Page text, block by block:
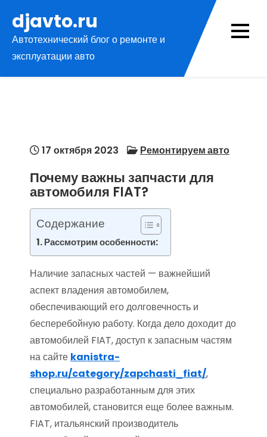
содержимому
djavto.ru
Автотехнический блог о ремонте и
эксплуатации авто
17 октября 2023 Ремонтируем авто
Почему важны запчасти для
автомобиля FIAT?
Содержание
Рассмотрим особенности:
Наличие запасных частей — важнейший
аспект владения автомобилем,
обеспечивающий его долговечность и
бесперебойную работу. Когда дело доходит до
автомобилей FIAT, доступ к запасным частям
на сайте kanistra-
shop.ru/category/zapchasti_fiat/,
специально разработанным для этих
автомобилей, становится еще более важным.
FIAT, итальянский производитель